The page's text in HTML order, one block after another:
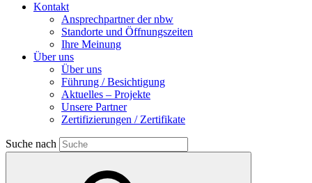
Kontakt
Ansprechpartner der nbw
Standorte und Öffnungszeiten
Ihre Meinung
Über uns
Über uns
Führung / Besichtigung
Aktuelles – Projekte
Unsere Partner
Zertifizierungen / Zertifikate
Suche nach